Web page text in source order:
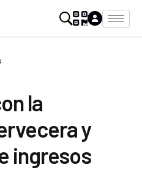
la
y
ingresos